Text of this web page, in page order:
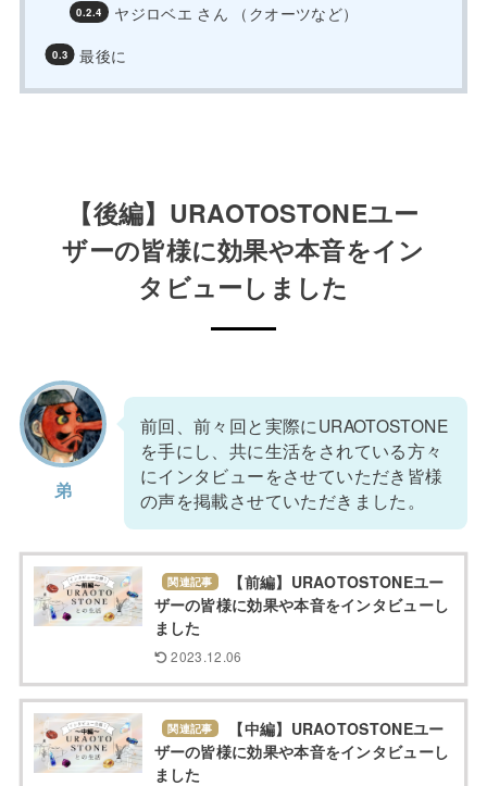
ヤジロベエ さん （クオーツなど）
最後に
【後編】URAOTOSTONEユー
ザーの皆様に効果や本音をイン
タビューしました
弟
前回、前々回と実際にURAOTOSTONE
を手にし、共に生活をされている方々
にインタビューをさせていただき皆様
の声を掲載させていただきました。
関連記事
【前編】URAOTOSTONEユー
ザーの皆様に効果や本音をインタビューし
ました
2023.12.06
関連記事
【中編】URAOTOSTONEユー
ザーの皆様に効果や本音をインタビューし
ました